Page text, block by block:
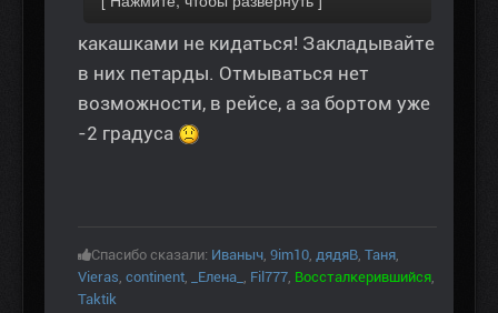
какашками не кидаться! Закладывайте
в них петарды. Отмываться нет
возможности, в рейсе, а за бортом уже
-2 градуса
Спасибо сказали: Иваныч 9im10 дядяВ Таня
Vieras continent _Елена_ Fil777 Воссталкерившийся
Taktik